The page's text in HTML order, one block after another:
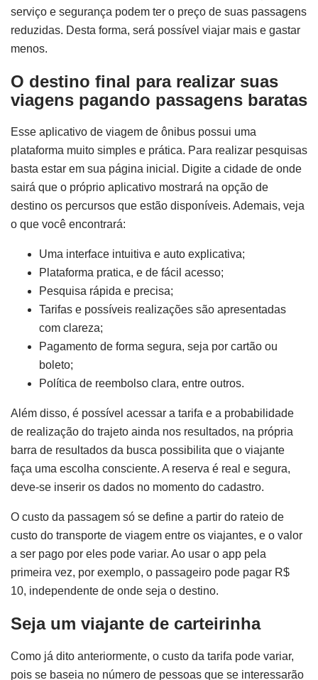
serviço e segurança podem ter o preço de suas passagens
reduzidas. Desta forma, será possível viajar mais e gastar
menos.
O destino final para realizar suas
viagens pagando passagens baratas
Esse aplicativo de viagem de ônibus possui uma
plataforma muito simples e prática. Para realizar pesquisas
basta estar em sua página inicial. Digite a cidade de onde
sairá que o próprio aplicativo mostrará na opção de
destino os percursos que estão disponíveis. Ademais, veja
o que você encontrará:
Uma interface intuitiva e auto explicativa;
Plataforma pratica, e de fácil acesso;
Pesquisa rápida e precisa;
Tarifas e possíveis realizações são apresentadas
com clareza;
Pagamento de forma segura, seja por cartão ou
boleto;
Política de reembolso clara, entre outros.
Além disso, é possível acessar a tarifa e a probabilidade
de realização do trajeto ainda nos resultados, na própria
barra de resultados da busca possibilita que o viajante
faça uma escolha consciente. A reserva é real e segura,
deve-se inserir os dados no momento do cadastro.
O custo da passagem só se define a partir do rateio de
custo do transporte de viagem entre os viajantes, e o valor
a ser pago por eles pode variar. Ao usar o app pela
primeira vez, por exemplo, o passageiro pode pagar R$
10, independente de onde seja o destino.
Seja um viajante de carteirinha
Como já dito anteriormente, o custo da tarifa pode variar,
pois se baseia no número de pessoas que se interessarão